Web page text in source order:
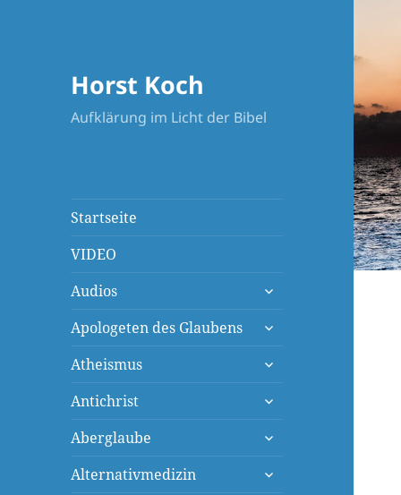
Horst Koch
Aufklärung im Licht der Bibel
Startseite
VIDEO
Audios
untermenü
Apologeten des Glaubens
untermenü
Atheismus
untermenü
Antichrist
untermenü
Aberglaube
untermenü
Alternativmedizin
untermenü